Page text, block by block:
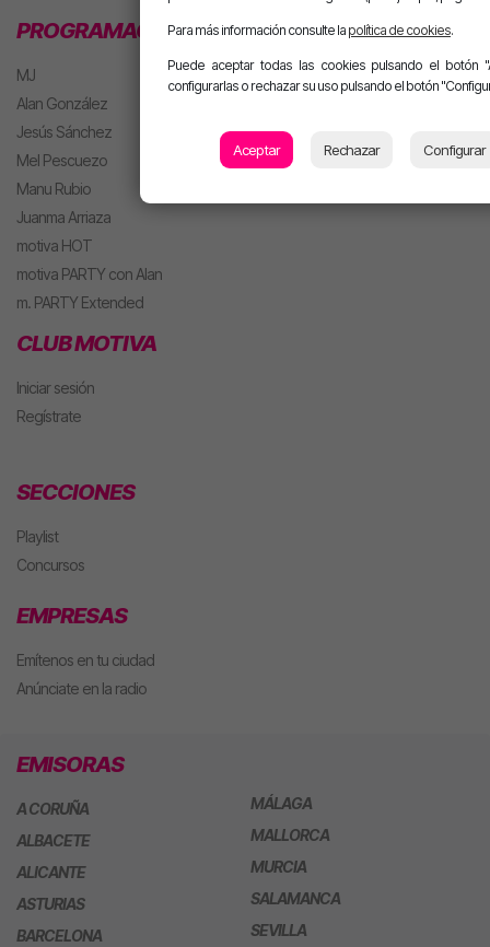
PROGRAMACIÓN
MJ
Alan González
Jesús Sánchez
Mel Pescuezo
Manu Rubio
Juanma Arriaza
motiva HOT
motiva PARTY con Alan
m. PARTY Extended
CLUB MOTIVA
Iniciar sesión
Regístrate
SECCIONES
Playlist
Concursos
EMPRESAS
Emítenos en tu ciudad
Anúnciate en la radio
EMISORAS
A CORUÑA
ALBACETE
ALICANTE
ASTURIAS
BARCELONA
MÁLAGA
MALLORCA
MURCIA
SALAMANCA
SEVILLA
Para más información consulte la política de cookies.
Puede aceptar todas las cookies pulsando el botón
configurarlas o rechazar su uso pulsando el botón
Aceptar Rechazar Configurar